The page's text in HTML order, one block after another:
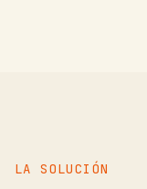
LA SOLUCIÓN